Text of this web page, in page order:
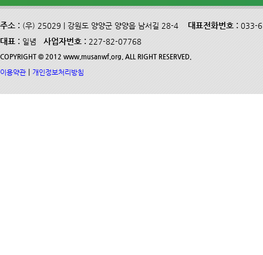
주소 : (우) 25029 | 강원도 양양군 양양읍 남서길 28-4 대표전화번호 : 033-
대표 : 일념 사업자번호 : 227-82-07768
COPYRIGHT © 2012 www.musanwf.org. ALL RIGHT RESERVED.
이용약관 개인정보처리방침